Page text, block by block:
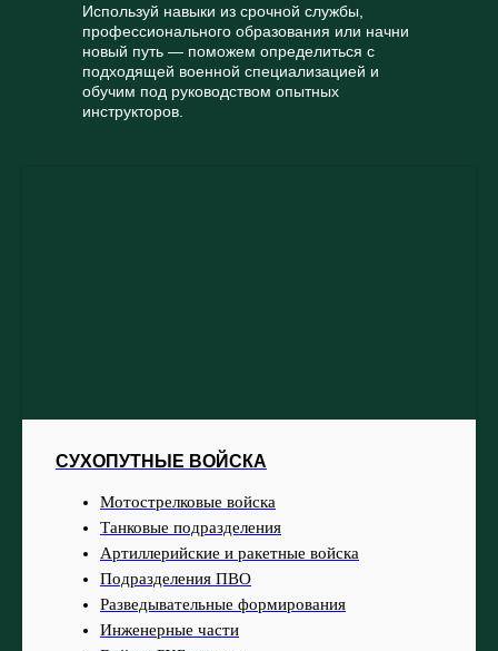
Используй навыки из срочной службы,
профессионального образования или начни
новый путь — поможем определиться с
подходящей военной специализацией и
обучим под руководством опытных
инструкторов.
СУХОПУТНЫЕ ВОЙСКА
Мотострелковые войска
Танковые подразделения
Артиллерийские и ракетные войска
Подразделения ПВО
Разведывательные формирования
Инженерные части